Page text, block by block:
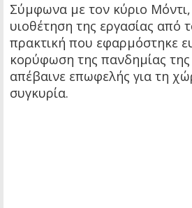
Σύμφωνα με τον κύριο
υιοθέτηση της εργασίας από
πρακτική που εφαρμόστηκε
κορύφωση της πανδημίας της
απέβαινε επωφελής για τη
συγκυρία.